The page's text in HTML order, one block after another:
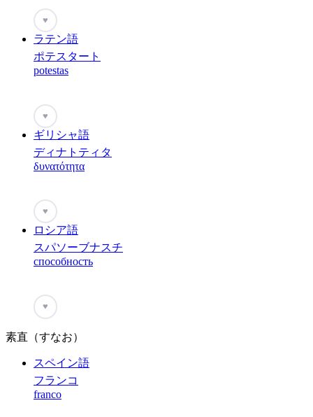
♥
ラテン語
ポテスタート
potestas
♥
ギリシャ語
ディナトティタ
δυνατότητα
♥
ロシア語
スパソーブナスチ
способность
♥
素直（すなお）
スペイン語
フランコ
franco